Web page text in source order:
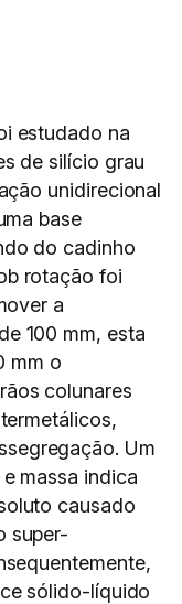
estudado na
de silício grau
unidirecional
base
do cadinho
rotação foi
a
100 mm, esta
mm o
colunares
Um
massa indica
causado
super-
sólido-líquido